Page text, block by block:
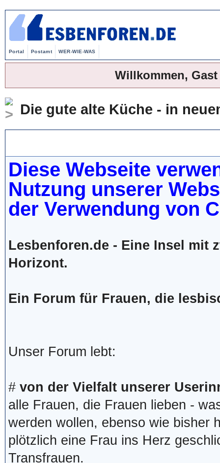
Portal Postamt WER-WIE-WAS
Willkommen, Gast
Die gute alte Küche - in
Diese Webseite
Nutzung unserer
der Verwendung von
Lesbenforen.de - Eine Insel mit
Horizont.
Ein Forum für Frauen, die
Unser Forum lebt:
# von der Vielfalt unserer
alle Frauen, die Frauen lieben -
werden wollen, ebenso wie bisher
plötzlich eine Frau ins Herz
Transfrauen.